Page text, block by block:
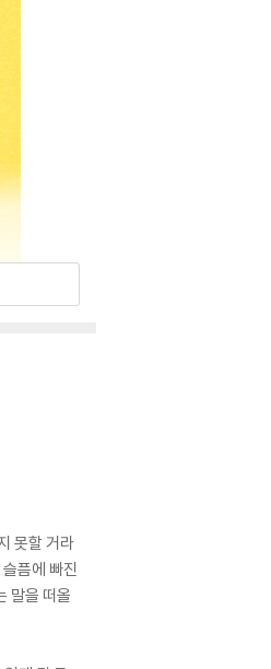
못할 거라
픔에 빠진
말을 떠올